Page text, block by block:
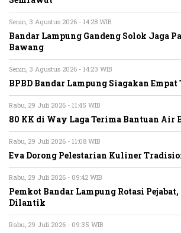
Senin, 3 Agustus 2026 - 14:28 WIB
Bandar Lampung Gandeng Solok Jaga
Bawang
Senin, 3 Agustus 2026 - 14:23 WIB
BPBD Bandar Lampung Siagakan
Rabu, 29 Juli 2026 - 11:45 WIB
80 KK di Way Laga Terima Bantuan Air
Rabu, 29 Juli 2026 - 11:08 WIB
Eva Dorong Pelestarian Kuliner
Rabu, 29 Juli 2026 - 09:42 WIB
Pemkot Bandar Lampung Rotasi Pejabat,
Dilantik
Rabu, 29 Juli 2026 - 09:35 WIB